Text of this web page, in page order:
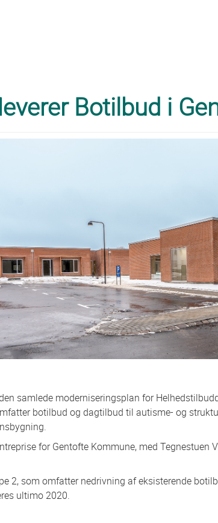
Botilbud i
samlede moderniseringsplan for
botilbud og dagtilbud til autisme- og
for Gentofte Kommune, med
2, som omfatter nedrivning af eksisterende
ultimo 2020.